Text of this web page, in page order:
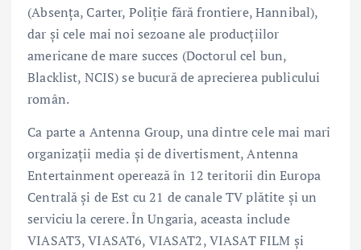
(Absența, Carter, Poliție fără frontiere, Hannibal),
dar și cele mai noi sezoane ale producțiilor
americane de mare succes (Doctorul cel bun,
Blacklist, NCIS) se bucură de aprecierea publicului
român.
Ca parte a Antenna Group, una dintre cele mai mari
organizații media și de divertisment, Antenna
Entertainment operează în 12 teritorii din Europa
Centrală și de Est cu 21 de canale TV plătite și un
serviciu la cerere. În Ungaria, aceasta include
VIASAT3, VIASAT6, VIASAT2, VIASAT FILM și